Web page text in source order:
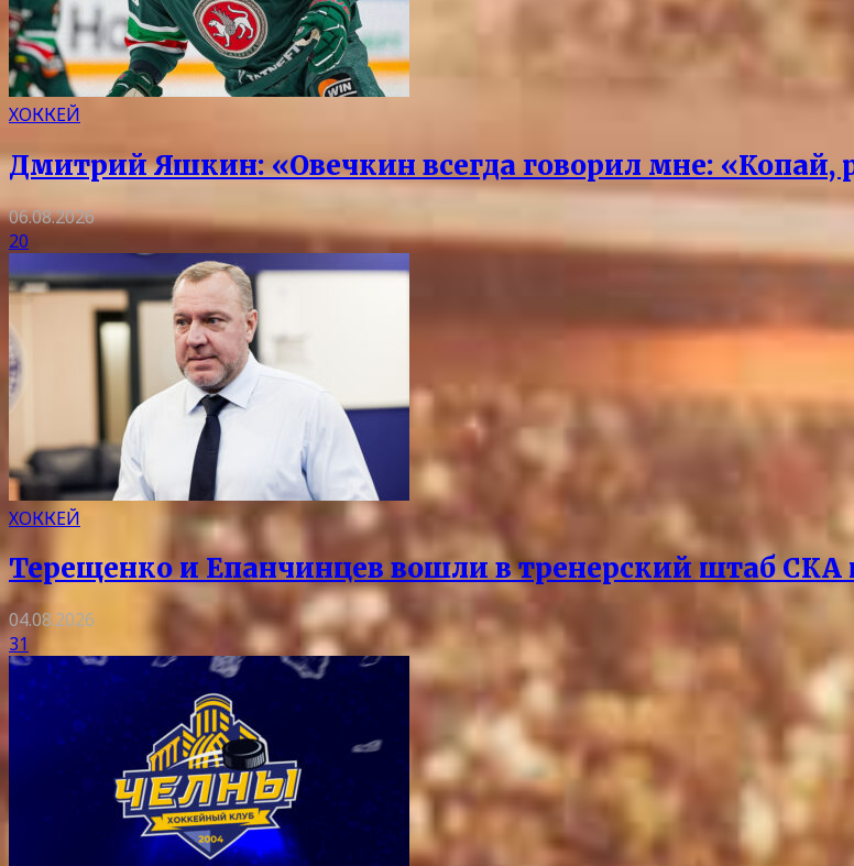
ХОККЕЙ
Дмитрий Яшкин: «Овечкин всегда говорил мне: «Копай,
06.08.2026
20
ХОККЕЙ
Терещенко и Епанчинцев вошли в тренерский штаб СКА
04.08.2026
31